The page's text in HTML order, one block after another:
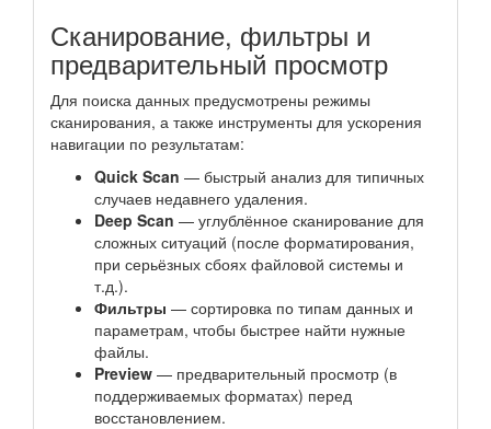
Сканирование, фильтры и
предварительный просмотр
Для поиска данных предусмотрены режимы
сканирования, а также инструменты для ускорения
навигации по результатам:
Quick Scan — быстрый анализ для типичных
случаев недавнего удаления.
Deep Scan — углублённое сканирование для
сложных ситуаций (после форматирования,
при серьёзных сбоях файловой системы и
т.д.).
Фильтры — сортировка по типам данных и
параметрам, чтобы быстрее найти нужные
файлы.
Preview — предварительный просмотр (в
поддерживаемых форматах) перед
восстановлением.